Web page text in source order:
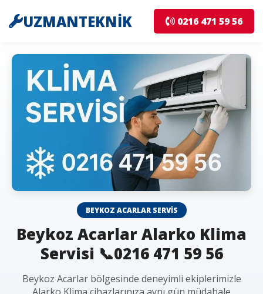
UZMANTEKNİK 0216 471 59 56
BEYKOZ ACARLAR SERVIS
Beykoz Acarlar Alarko Klima
Servisi 📞0216 471 59 56
Beykoz Acarlar bölgesinde deneyimli ekiplerimizle